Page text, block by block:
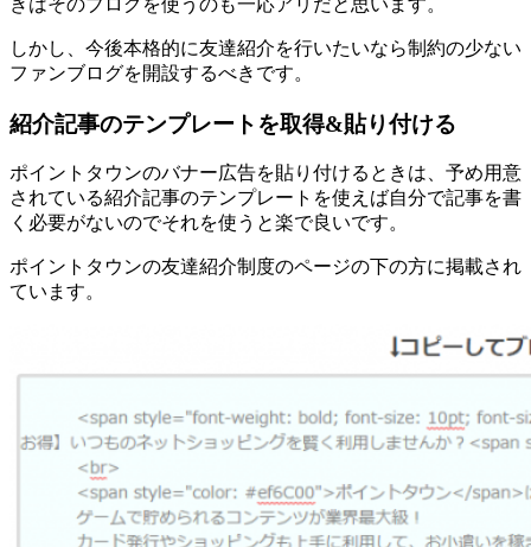
しかし、今後本格的に友達紹介を行いたいなら制約の少ない
ファンブログを開設するべきです。
紹介記事のテンプレートを取得&貼り付ける
ポイントタウンのバナー広告を貼り付けるときは、 予め用意
されている紹介記事のテンプレートを使えば自分で記事を書
く必要がないのでそれを使うと楽で良いです。
ポイントタウンの友達紹介制度のページの下の方に掲載され
ています。